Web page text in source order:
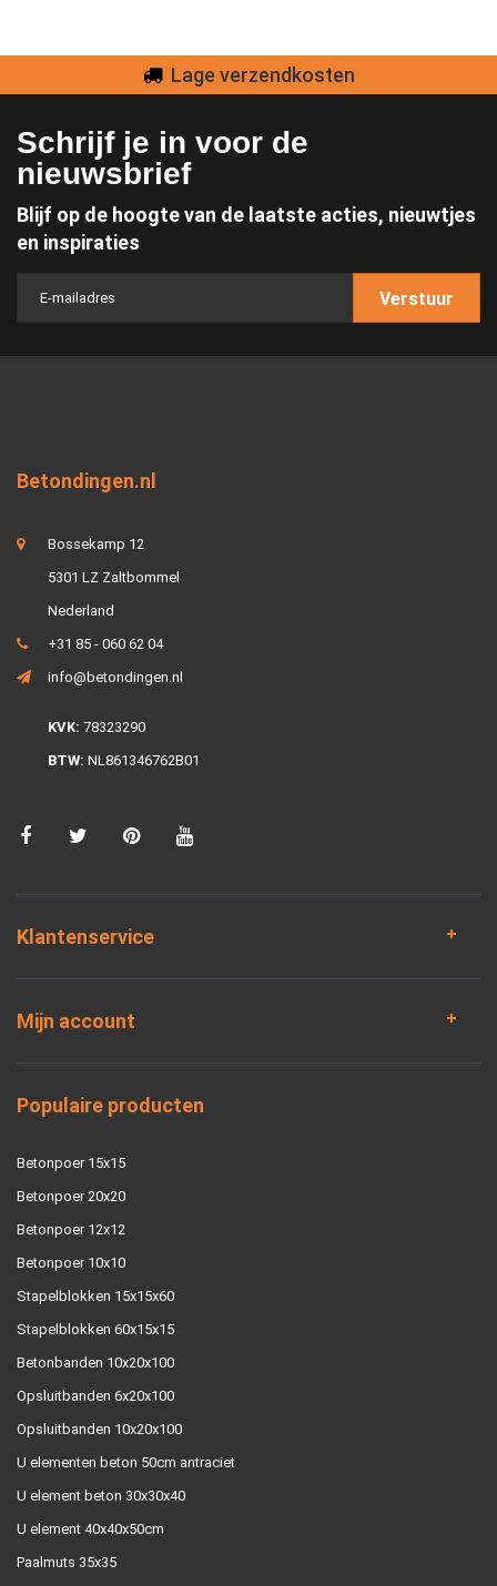
Lage verzendkosten
Schrijf je in voor de
nieuwsbrief
Blijf op de hoogte van de laatste acties, nieuwtjes
en inspiraties
Verstuur
Betondingen.nl
Bossekamp 12
5301 LZ Zaltbommel
Nederland
+31 85 - 060 62 04
info@betondingen.nl
KVK: 78323290
BTW: NL861346762B01
Klantenservice
Mijn account
Populaire producten
Betonpoer 15x15
Betonpoer 20x20
Betonpoer 12x12
Betonpoer 10x10
Stapelblokken 15x15x60
Stapelblokken 60x15x15
Betonbanden 10x20x100
Opsluitbanden 6x20x100
Opsluitbanden 10x20x100
U elementen beton 50cm antraciet
U element beton 30x30x40
U element 40x40x50cm
Paalmuts 35x35